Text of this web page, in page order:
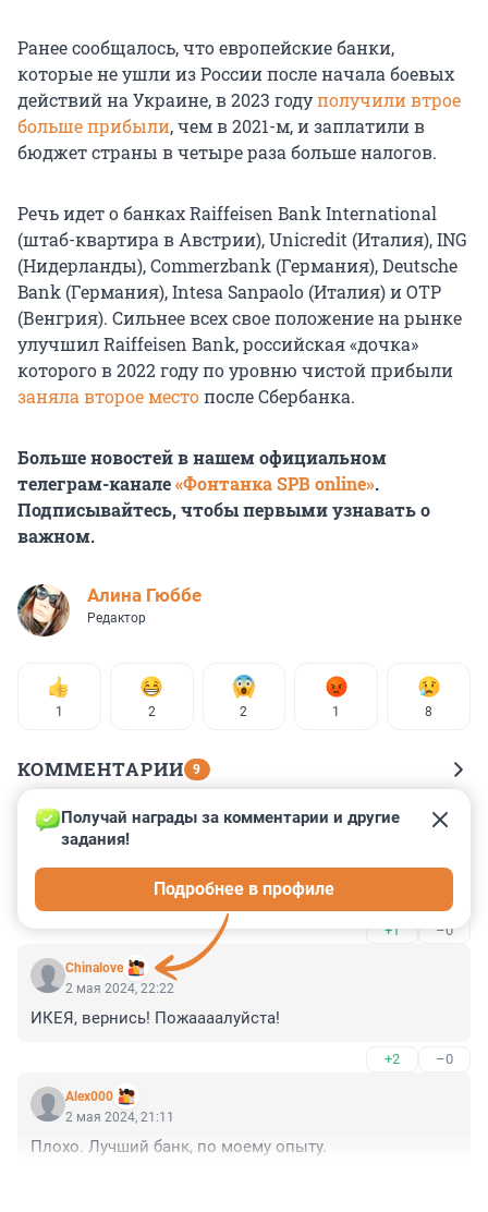
Ранее сообщалось, что европейские банки,
которые не ушли из России после начала боевых
действий на Украине, в 2023 годуполучили втрое
больше прибыли, чем в 2021-м, и заплатили в
бюджет страны в четыре раза больше налогов.
Речь идет о банках Raiffeisen Bank International
(штаб-квартира в Австрии), Unicredit (Италия), ING
(Нидерланды), Commerzbank (Германия), Deutsche
Bank (Германия), Intesa Sanpaolo (Италия) и OTP
(Венгрия). Сильнее всех свое положение на рынке
улучшил Raiffeisen Bank, российская «дочка»
которого в 2022 году по уровню чистой прибыли
заняла второе местопосле Сбербанка.
Больше новостей в нашем официальном
телеграм-канале«Фонтанка SPB online».
Подписывайтесь, чтобы первыми узнавать о
важном.
Алина Гюббе
Редактор
1 2 2 1 8
КОММЕНТАРИИ 9
Гость
15 декабря 2025, 15:41
работал в этом недобанке, надеюсь он навсегад
покинет рынок России
+1 –0
Chinalove
Получай награды за комментарии и другие
задания!
Подробнее в профиле
2 мая 2024, 22:22
ИКЕЯ, вернись! Пожаааалуйста!
+2 –0
Alex000
2 мая 2024, 21:11
Плохо. Лучший банк, по моему опыту.